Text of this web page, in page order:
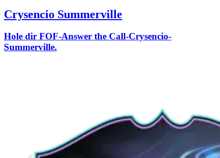
Crysencio Summerville
Hole dir FOF-Answer the Call-Crysencio-
Summerville.